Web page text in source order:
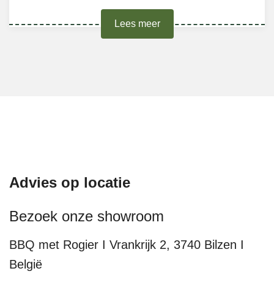
Lees meer
Advies op locatie
Bezoek onze showroom
BBQ met Rogier I Vrankrijk 2, 3740 Bilzen I
België